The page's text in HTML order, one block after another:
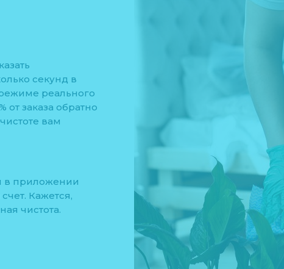
секунд в
реального
заказа обратно
вам
в приложении
Кажется,
чистота.